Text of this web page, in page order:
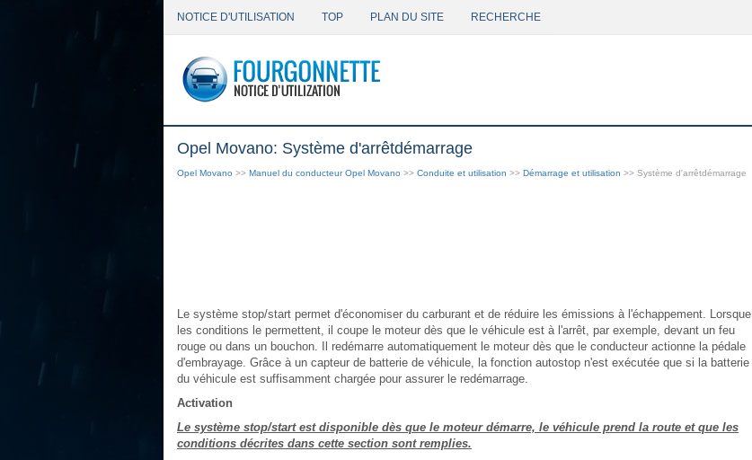
NOTICE D'UTILISATION TOP PLAN DU SITE RECHERCHE
Opel Movano: Système d'arrêtdémarrage
Opel Movano >> Manuel du conducteur Opel Movano >> Conduite et utilisation >> Démarrage et utilisation >> Système d'arrêtdémarrage
Le système stop/start permet d'économiser du carburant et de réduire les émissions à l'échappement. Lorsque
les conditions le permettent, il coupe le moteur dès que le véhicule est à l'arrêt, par exemple, devant un feu
rouge ou dans un bouchon. Il redémarre automatiquement le moteur dès que le conducteur actionne la pédale
d'embrayage. Grâce à un capteur de batterie de véhicule, la fonction autostop n'est exécutée que si la batterie
du véhicule est suffisamment chargée pour assurer le redémarrage.
Activation
Le système stop/start est disponible dès que le moteur démarre, le véhicule prend la route et que les
conditions décrites dans cette section sont remplies.